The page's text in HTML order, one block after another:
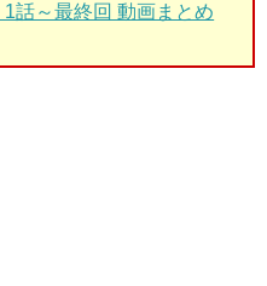
話～最終回 動画まとめ